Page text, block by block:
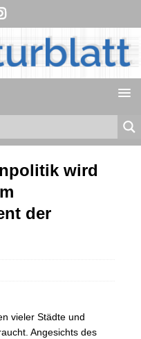
wird
der
vieler Städte und
Angesichts des